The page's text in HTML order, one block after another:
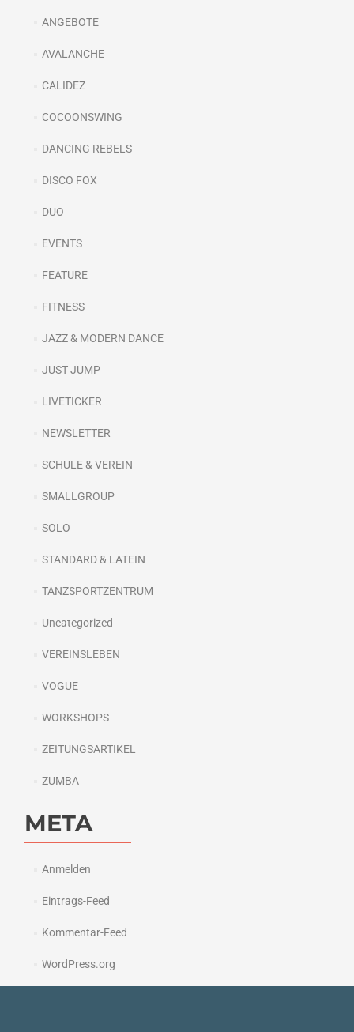
ANGEBOTE
AVALANCHE
CALIDEZ
COCOONSWING
DANCING REBELS
DISCO FOX
DUO
EVENTS
FEATURE
FITNESS
JAZZ & MODERN DANCE
JUST JUMP
LIVETICKER
NEWSLETTER
SCHULE & VEREIN
SMALLGROUP
SOLO
STANDARD & LATEIN
TANZSPORTZENTRUM
Uncategorized
VEREINSLEBEN
VOGUE
WORKSHOPS
ZEITUNGSARTIKEL
ZUMBA
META
Anmelden
Eintrags-Feed
Kommentar-Feed
WordPress.org